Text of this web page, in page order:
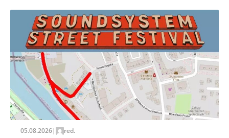
Zapamiętaj moje dane w tej przeglądarce podczas
pisania kolejnych komentarzy.
05.08.2026| red.